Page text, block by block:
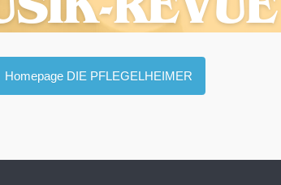
Homepage DIE PFLEGELHEIMER